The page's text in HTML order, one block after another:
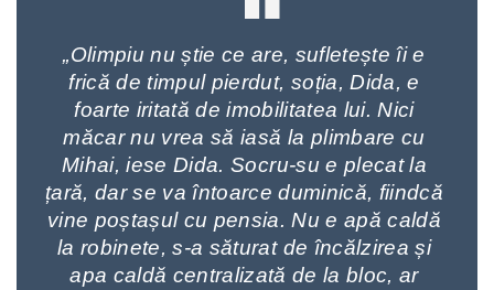
„Olimpiu nu știe ce are, sufletește îi e
frică de timpul pierdut, soția, Dida, e
foarte iritată de imobilitatea lui. Nici
măcar nu vrea să iasă la plimbare cu
Mihai, iese Dida. Socru-su e plecat la
țară, dar se va întoarce duminică, fiindcă
vine poștașul cu pensia. Nu e apă caldă
la robinete, s-a săturat de încălzirea și
apa caldă centralizată de la bloc, ar